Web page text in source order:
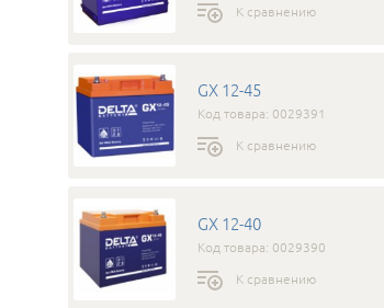
К сравнению
GX 12-45
Код товара: 0029391
К сравнению
GX 12-40
Код товара: 0029390
К сравнению